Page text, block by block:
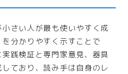
さい人が最も使いやすく成
分かりやすく示すことで
践検証と専門家意見、器具
ており、読み手は自身のレ